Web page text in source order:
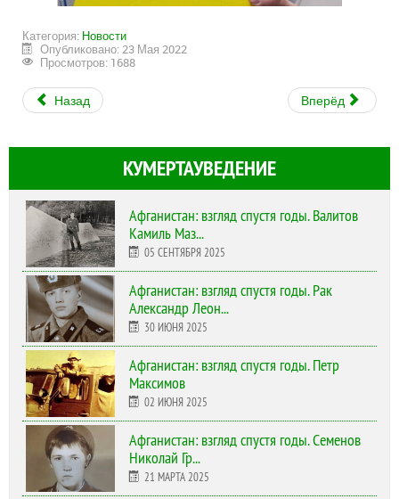
Категория: Новости
Опубликовано: 23 Мая 2022
Просмотров: 1688
Назад Вперёд
КУМЕРТАУВЕДЕНИЕ
Афганистан: взгляд спустя годы. Валитов
Камиль Маз...
05 СЕНТЯБРЯ 2025
Афганистан: взгляд спустя годы. Рак
Александр Леон...
30 ИЮНЯ 2025
Афганистан: взгляд спустя годы. Петр
Максимов
02 ИЮНЯ 2025
Афганистан: взгляд спустя годы. Семенов
Николай Гр...
21 МАРТА 2025